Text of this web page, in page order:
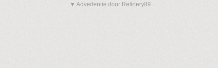
▼ Advertentie door Refinery89